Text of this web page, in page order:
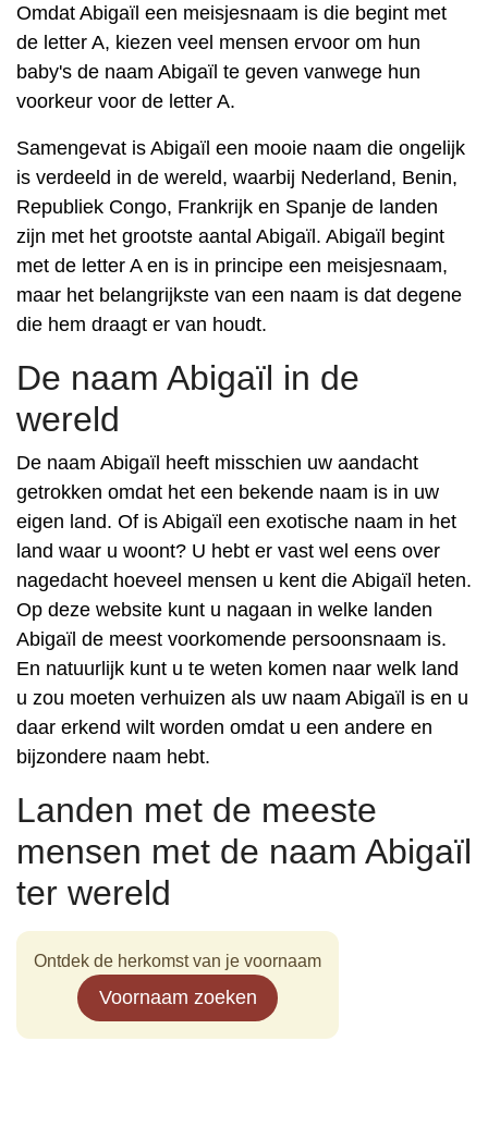
Omdat Abigaïl een meisjesnaam is die begint met
de letter A, kiezen veel mensen ervoor om hun
baby's de naam Abigaïl te geven vanwege hun
voorkeur voor de letter A.
Samengevat is Abigaïl een mooie naam die ongelijk
is verdeeld in de wereld, waarbij Nederland, Benin,
Republiek Congo, Frankrijk en Spanje de landen
zijn met het grootste aantal Abigaïl. Abigaïl begint
met de letter A en is in principe een meisjesnaam,
maar het belangrijkste van een naam is dat degene
die hem draagt er van houdt.
De naam Abigaïl in de
wereld
De naam Abigaïl heeft misschien uw aandacht
getrokken omdat het een bekende naam is in uw
eigen land. Of is Abigaïl een exotische naam in het
land waar u woont? U hebt er vast wel eens over
nagedacht hoeveel mensen u kent die Abigaïl heten.
Op deze website kunt u nagaan in welke landen
Abigaïl de meest voorkomende persoonsnaam is.
En natuurlijk kunt u te weten komen naar welk land
u zou moeten verhuizen als uw naam Abigaïl is en u
daar erkend wilt worden omdat u een andere en
bijzondere naam hebt.
Landen met de meeste
mensen met de naam Abigaïl
ter wereld
Ontdek de herkomst van je voornaam
Voornaam zoeken